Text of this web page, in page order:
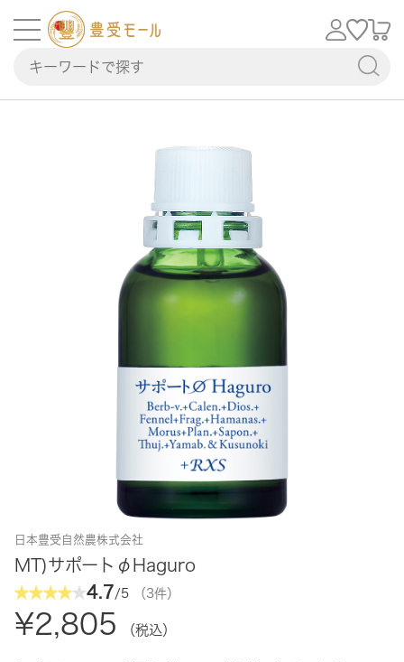
日本豊受自然農株式会社
MT)サポートφHaguro
4.7/5 （3件）
¥2,805 （税込）